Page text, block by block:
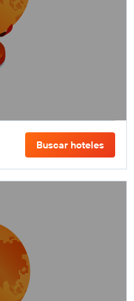
Buscar hoteles